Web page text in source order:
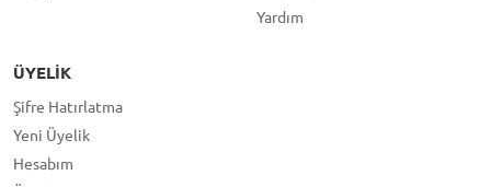
Yardım
ÜYELIK
Şifre Hatırlatma
Yeni Üyelik
Hesabım